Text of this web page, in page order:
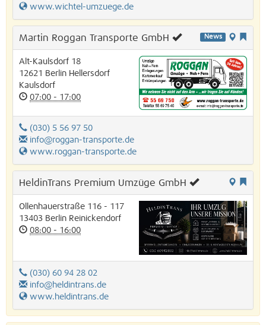
www.wichtel-umzuege.de
News
Martin Roggan Transporte GmbH
Alt-Kaulsdorf 18
12621 Berlin Hellersdorf
Kaulsdorf
07:00 - 17:00
(030) 5 56 97 50
info@roggan-transporte.de
www.roggan-transporte.de
HeldinTrans Premium Umzüge GmbH
Ollenhauerstraße 116 - 117
13403 Berlin Reinickendorf
08:00 - 16:00
(030) 60 94 28 02
info@heldintrans.de
www.heldintrans.de